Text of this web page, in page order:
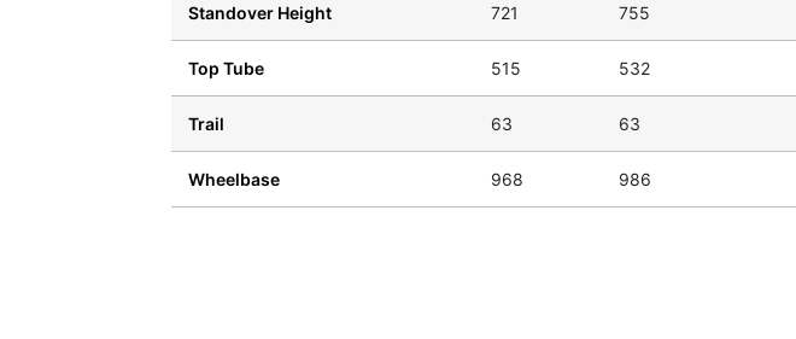
Standover Height 721 755
Top Tube 515 532
Trail 63 63
Wheelbase 968 986